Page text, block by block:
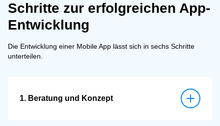
Schritte zur erfolgreichen App-
Entwicklung
Die Entwicklung einer Mobile App lässt sich in sechs Schritte
unterteilen.
1. Beratung und Konzept